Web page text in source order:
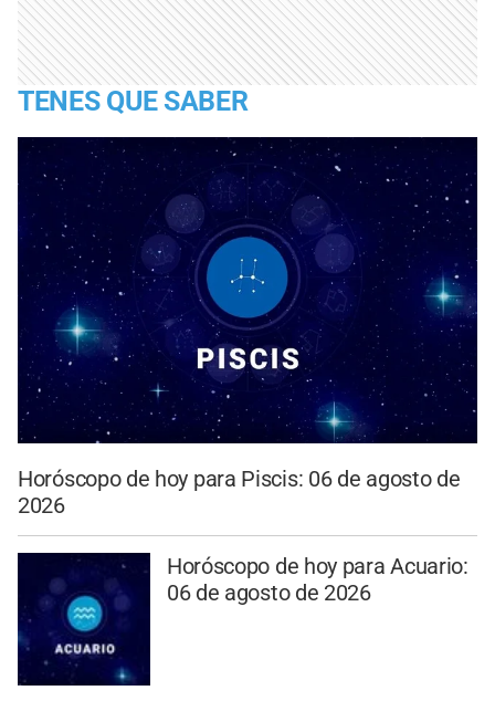
TENES QUE SABER
Horóscopo de hoy para Piscis: 06 de agosto de
2026
Horóscopo de hoy para Acuario:
06 de agosto de 2026